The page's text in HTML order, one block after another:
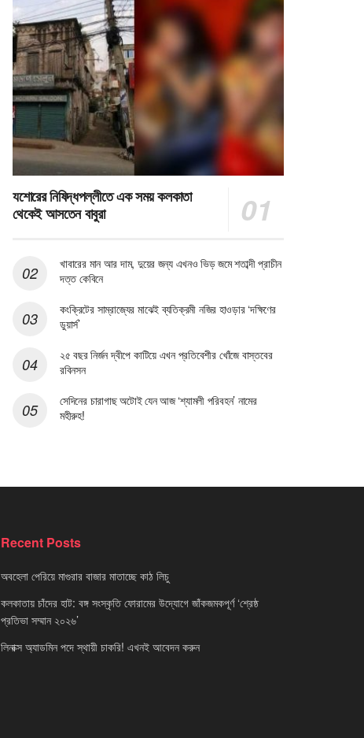
যশোরের নিষিদ্ধপল্লীতে এক সময় কলকাতা
থেকেই আসতেন বাবুরা
খাবারের মান আর দাম, দুয়ের জন্য এখনও ভিড় জমে শতাব্দী প্রাচীন
দত্ত কেবিনে
কংক্রিটের সাম্রাজ্যের মাঝেই ব্যতিক্রমী নজির হাওড়ার ‘দক্ষিণের
ডুয়ার্স’
২৫ বছর নির্জন দ্বীপে কাটিয়ে এখন প্রতিবেশীর খোঁজে বাস্তবের
রবিনসন
সেদিনের চারাগাছ অটোই যেন আজ ‘শ্যামলী পরিবহন’ নামের
মহীরুহ!
Recent Posts
অবহেলা পেরিয়ে মাগুরার বাজার মাতাচ্ছে কাঠ লিচু
কলকাতায় চাঁদের হাট: বঙ্গ সংস্কৃতি ফোরামের উদ্যোগে জাঁকজমকপূর্ণ ‘শ্রেষ্ঠ
প্রতিভা সম্মান ২০২৬’
লিনাক্স অ্যাডমিন পদে স্থায়ী চাকরি! এখনই আবেদন করুন